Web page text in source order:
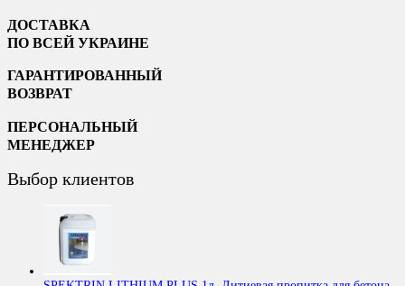
ДОСТАВКА
ПО ВСЕЙ УКРАИНЕ
ГАРАНТИРОВАННЫЙ
ВОЗВРАТ
ПЕРСОНАЛЬНЫЙ
МЕНЕДЖЕР
Выбор клиентов